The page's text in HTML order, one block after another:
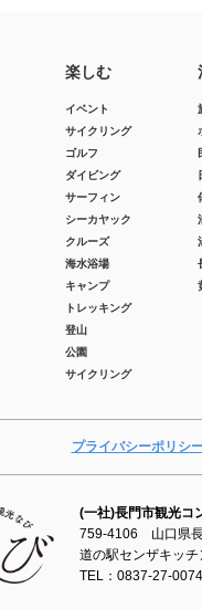
楽しむ
イベント
サイクリング
ゴルフ
ダイビング
サーフィン
シーカヤック
クルーズ
海水浴場
キャンプ
トレッキング
登山
公園
サイクリング
プライバシーポリシ
(一社)長門市観光コ
759-4106 山口県
道の駅センザキッチ
TEL：0837-27-0074